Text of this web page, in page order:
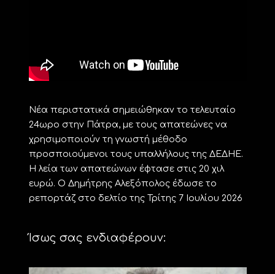
Νέα περιστατικά σημειώθηκαν το τελευταίο
24ωρο στην Πάτρα, με τους απατεώνες να
χρησιμοποιούν τη γνωστή μέθοδο
προσποιούμενοι τους υπαλλήλους της ΔΕΔΗΕ.
Η λεία των απατεώνων έφτασε στις 20 χιλ
ευρώ. Ο Δημήτρης Αλεξόπολος έδωσε το
ρεπορτάζ στο δελτίο της Τρίτης 7 Ιουλίου 2026
Ίσως σας ενδιαφέρουν: